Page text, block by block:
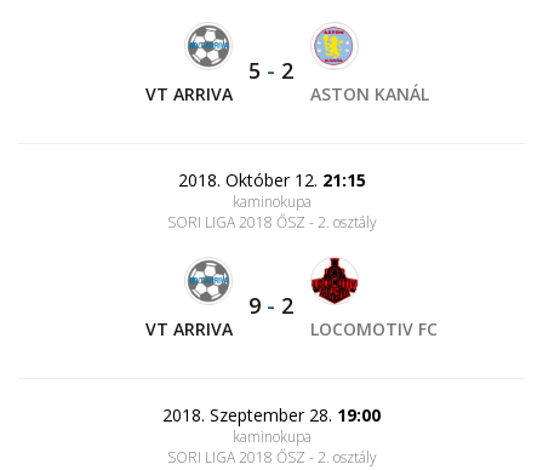
VT ARRIVA
5 - 2
ASTON KANÁL
2018. Október 12. 21:15
kaminokupa
SORI LIGA 2018 ŐSZ - 2. osztály
VT ARRIVA
9 - 2
LOCOMOTIV FC
2018. Szeptember 28. 19:00
kaminokupa
SORI LIGA 2018 ŐSZ - 2. osztály